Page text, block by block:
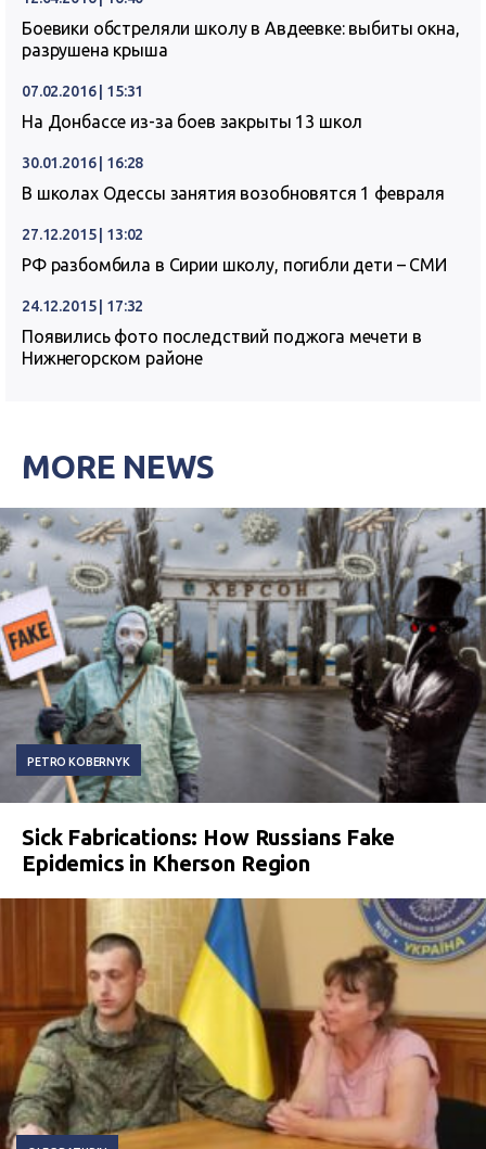
Боевики обстреляли школу в Авдеевке: выбиты окна,
разрушена крыша
07.02.2016 | 15:31
На Донбассе из-за боев закрыты 13 школ
30.01.2016 | 16:28
В школах Одессы занятия возобновятся 1 февраля
27.12.2015 | 13:02
РФ разбомбила в Сирии школу, погибли дети – СМИ
24.12.2015 | 17:32
Появились фото последствий поджога мечети в
Нижнегорском районе
MORE NEWS
PETRO KOBERNYK
Sick Fabrications: How Russians Fake
Epidemics in Kherson Region